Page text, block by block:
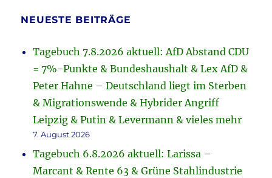
NEUESTE BEITRÄGE
Tagebuch 7.8.2026 aktuell: AfD Abstand CDU
= 7%-Punkte & Bundeshaushalt & Lex AfD &
Peter Hahne – Deutschland liegt im Sterben
& Migrationswende & Hybrider Angriff
Leipzig & Putin & Levermann & vieles mehr
7. August 2026
Tagebuch 6.8.2026 aktuell: Larissa –
Marcant & Rente 63 & Grüne Stahlindustrie